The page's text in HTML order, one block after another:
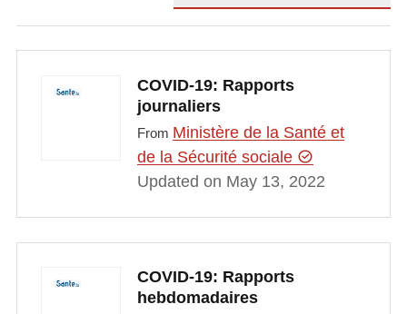
COVID-19: Rapports
journaliers
From Ministère de la Santé et
de la Sécurité sociale
Updated on May 13, 2022
COVID-19: Rapports
hebdomadaires